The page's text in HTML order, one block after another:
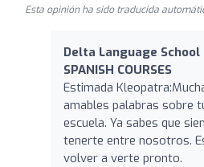
Esta opinión ha sido traducida
Delta Language School
SPANISH COURSES
Estimada
amables palabras sobre
escuela. Ya sabes que
tenerte entre nosotros.
volver a verte pronto.